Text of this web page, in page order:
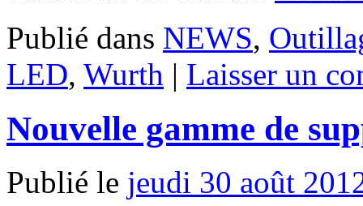
Publié dans NEWS,
LED, Wurth | Laisser un
Nouvelle gamme de
Publié le jeudi 30 août